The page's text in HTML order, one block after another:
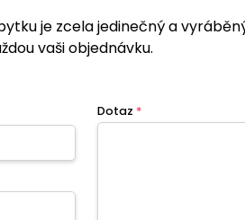
je zcela jedinečný a
vaši objednávku.
Dotaz *